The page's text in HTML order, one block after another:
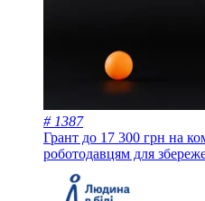
# 1387
Грант до 17 300 грн на
роботодавцям для